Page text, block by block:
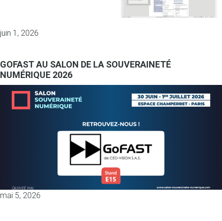
juin 1, 2026
GOFAST AU SALON DE LA SOUVERAINETÉ
NUMÉRIQUE 2026
mai 5, 2026